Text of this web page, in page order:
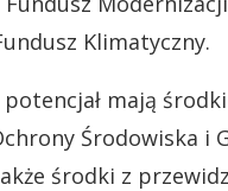
Klimatyczny.
mają
Środowiska i
środki z